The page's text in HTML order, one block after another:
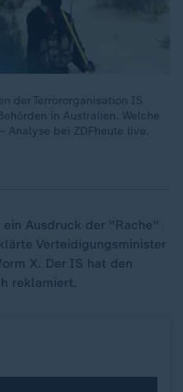
der Terrororganisation IS
in Australien. Welche
Analyse bei ZDFheute live.
Ausdruck der "Rache"
Verteidigungsminister
X. Der IS hat den
reklamiert.